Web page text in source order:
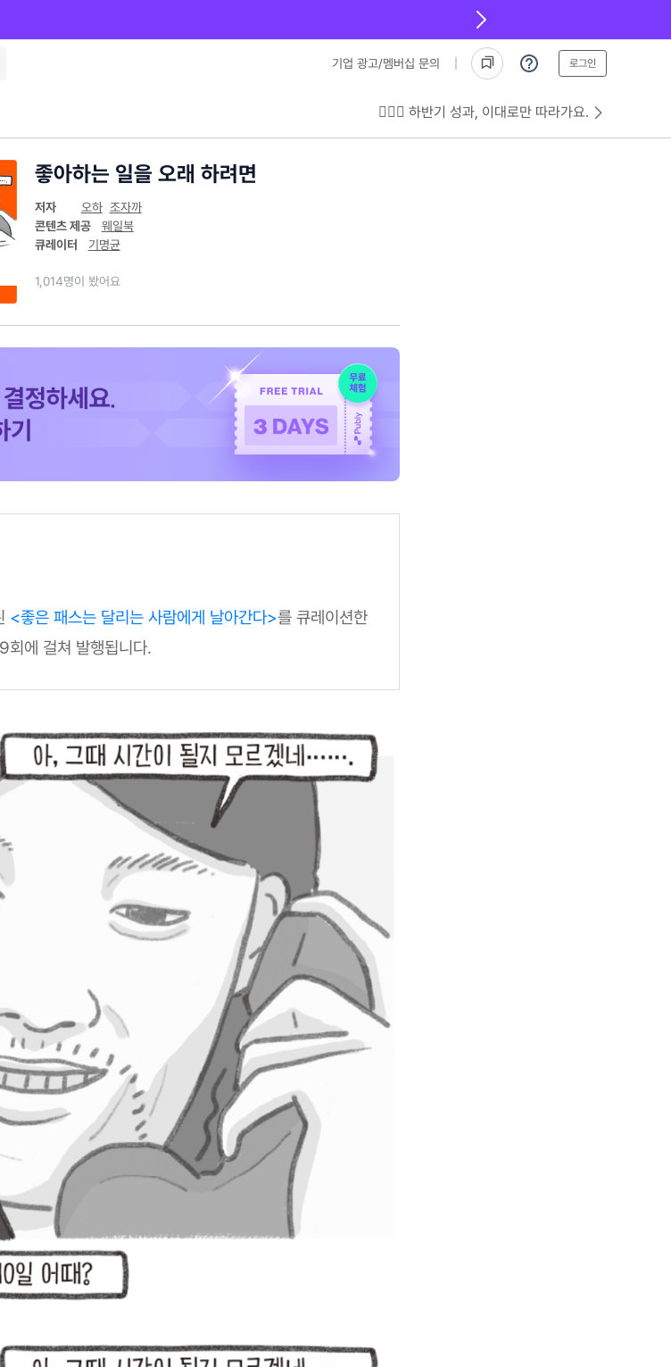
기업 광고/멤버십 문의 로그인
💁🏻‍♂️ 하반기 성과, 이대로만 따라가요.
좋아하는 일을 오래 하려면
저자 오하 조자까
콘텐츠 제공
웨일북
큐레이터
기명균
1,014명이 봤어요
<좋은 패스는 달리는 사람에게 날아간다>를 큐레이션한
에 걸쳐 발행됩니다.